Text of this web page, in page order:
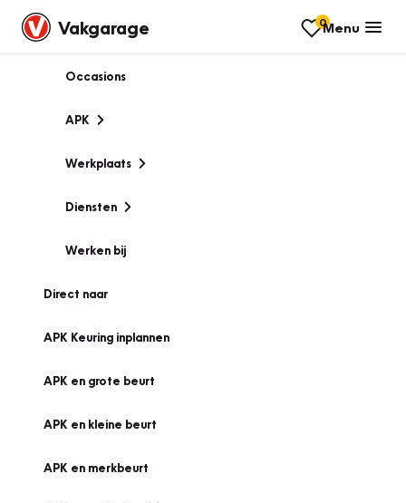
Vakgarage 0Menu
Occasions
APK
Werkplaats
Diensten
Werken bij
Direct naar
APK Keuring inplannen
APK en grote beurt
APK en kleine beurt
APK en merkbeurt